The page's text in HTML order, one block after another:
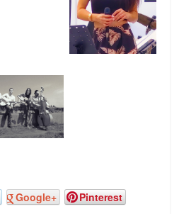
Google+ Pinterest